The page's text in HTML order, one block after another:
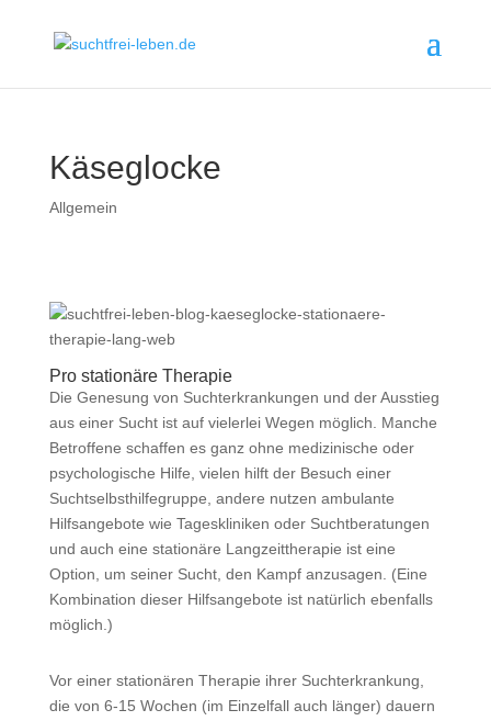
Käseglocke
Allgemein
Pro stationäre Therapie
Die Genesung von Suchterkrankungen und der Ausstieg
aus einer Sucht ist auf vielerlei Wegen möglich. Manche
Betroffene schaffen es ganz ohne medizinische oder
psychologische Hilfe, vielen hilft der Besuch einer
Suchtselbsthilfegruppe, andere nutzen ambulante
Hilfsangebote wie Tageskliniken oder Suchtberatungen
und auch eine stationäre Langzeittherapie ist eine
Option, um seiner Sucht, den Kampf anzusagen. (Eine
Kombination dieser Hilfsangebote ist natürlich ebenfalls
möglich.)
Vor einer stationären Therapie ihrer Suchterkrankung,
die von 6-15 Wochen (im Einzelfall auch länger) dauern